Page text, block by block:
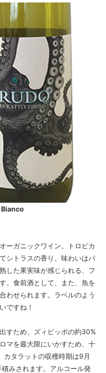
Bianco
ーガニックワイン。トロピカ
シトラスの香り。味わいはパ
した果実味が感じられる、フ
。食前酒として、また、魚を
わせられます。ラベルのよう
ですね！
すため、ズィビッボの約30%
マを最大限にいかすため、十
タラットの収穫時期は9月
みされます。アルコール発